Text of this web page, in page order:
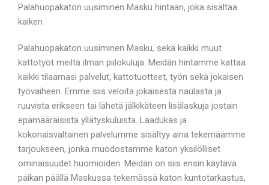
Palahuopakaton uusiminen Masku hintaan, joka sisältää
kaiken
Palahuopakaton uusiminen Masku, sekä kaikki muut
kattotyöt meiltä ilman piilokuluja. Meidän hintamme kattaa
kaikki tilaamasi palvelut, kattotuotteet, työn sekä jokaisen
työvaiheen. Emme siis veloita jokaisesta naulasta ja
ruuvista erikseen tai lähetä jälkikäteen lisälaskuja jostain
epämääräisistä yllätyskuluista. Laadukas ja
kokonaisvaltainen palvelumme sisältyy aina tekemäämme
tarjoukseen, jonka muodostamme katon yksilölliset
ominaisuudet huomioiden. Meidän on siis ensin käytävä
paikan päällä Maskussa tekemässä katon kuntotarkastus,